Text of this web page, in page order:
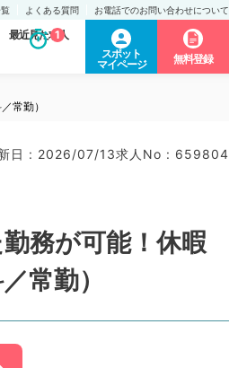
よくある質問 お電話でのお問い合わせについて
最近見た求人
1
スポット
マイページ
無料登録
常勤）
日 : 2026/07/13求人No : 659804
務が可能！休暇
常勤）